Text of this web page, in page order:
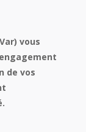
vous
de vos